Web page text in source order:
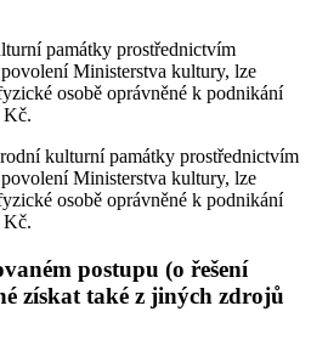
památky prostřednictvím
Ministerstva kultury, lze
osobě oprávněné k podnikání
Kč.
kulturní památky prostřednictvím
Ministerstva kultury, lze
osobě oprávněné k podnikání
Kč.
postupu (o řešení
získat také z jiných zdrojů